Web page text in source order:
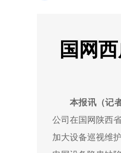
国网
本报讯（记
公司在国网陕西
加大设备巡视维